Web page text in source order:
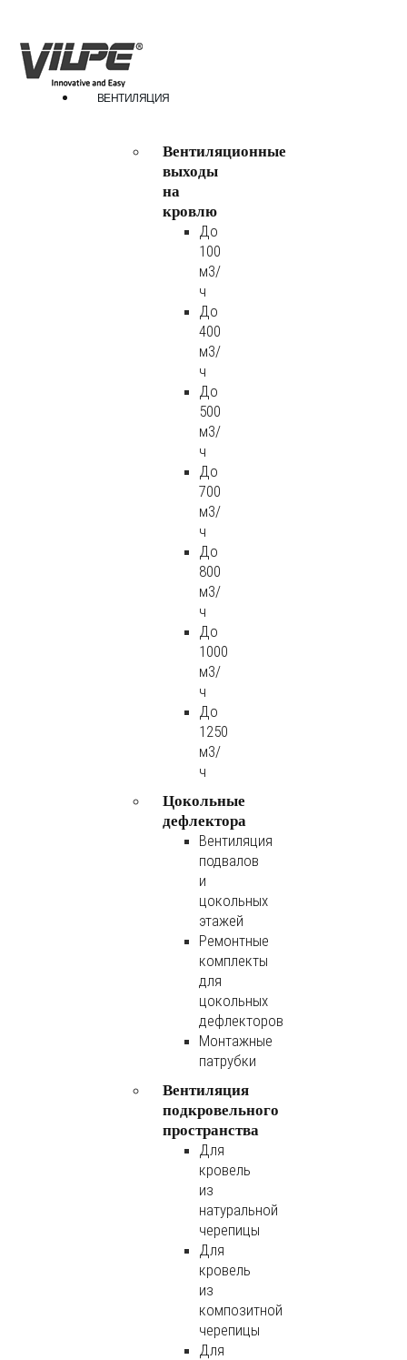
ВЕНТИЛЯЦИЯ
Вентиляционные
выходы
на
кровлю
До
100
м3/
ч
До
400
м3/
ч
До
500
м3/
ч
До
700
м3/
ч
До
800
м3/
ч
До
1000
м3/
ч
До
1250
м3/
ч
Цокольные
дефлектора
Вентиляция
подвалов
и
цокольных
этажей
Ремонтные
комплекты
для
цокольных
дефлекторов
Монтажные
патрубки
Вентиляция
подкровельного
пространства
Для
кровель
из
натуральной
черепицы
Для
кровель
из
композитной
черепицы
Для